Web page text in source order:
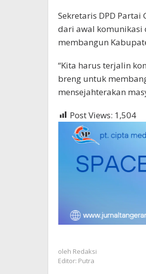
Sekretaris DPD
dari awal komunikasi
membangun
“Kita harus terjalin
breng untuk
mensejahterakan
Post Views: 1,504
oleh Redaksi
Editor: Putra